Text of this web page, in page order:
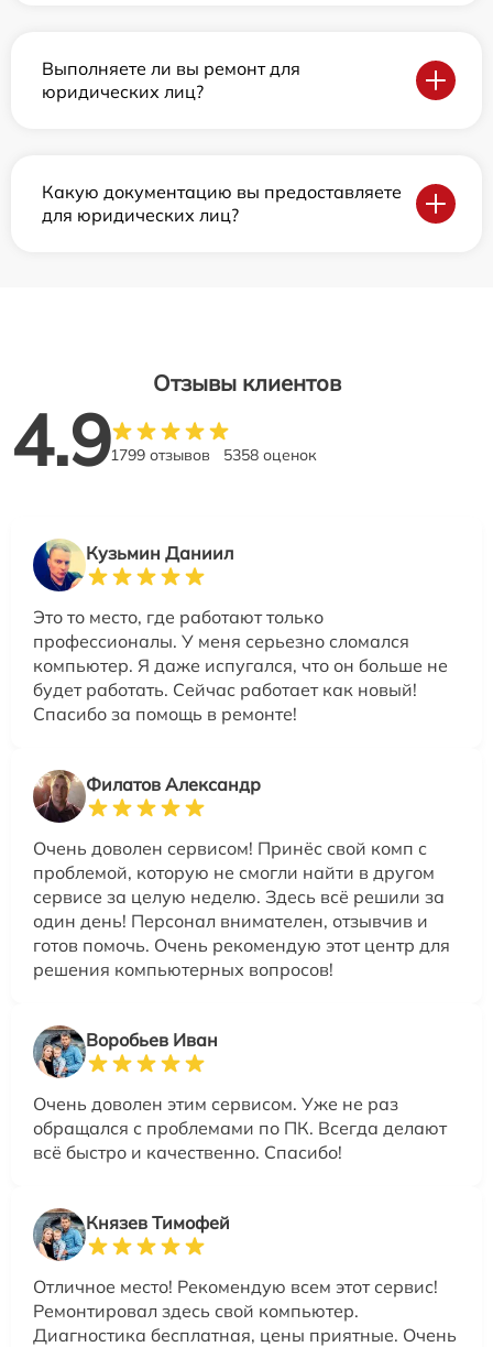
Выполняете ли вы ремонт для
юридических лиц?
Какую документацию вы предоставляете
для юридических лиц?
Отзывы клиентов
4.91799 отзывов 5358 оценок
Кузьмин Даниил
Это то место, где работают только
профессионалы. У меня серьезно сломался
компьютер. Я даже испугался, что он больше не
будет работать. Сейчас работает как новый!
Спасибо за помощь в ремонте!
Филатов Александр
Очень доволен сервисом! Принёс свой комп с
проблемой, которую не смогли найти в другом
сервисе за целую неделю. Здесь всё решили за
один день! Персонал внимателен, отзывчив и
готов помочь. Очень рекомендую этот центр для
решения компьютерных вопросов!
Воробьев Иван
Очень доволен этим сервисом. Уже не раз
обращался с проблемами по ПК. Всегда делают
всё быстро и качественно. Спасибо!
Князев Тимофей
Отличное место! Рекомендую всем этот сервис!
Ремонтировал здесь свой компьютер.
Диагностика бесплатная, цены приятные. Очень